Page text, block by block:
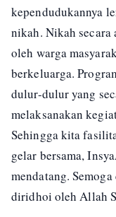
kependudukannya
nikah. Nikah secara
oleh warga
berkeluarga.
dulur-dulur yang
melaksanakan
Sehingga kita
gelar bersama,
mendatang.
diridhoi oleh Allah